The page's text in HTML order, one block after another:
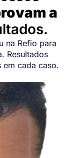
a
na Refio para
Resultados
em cada caso.